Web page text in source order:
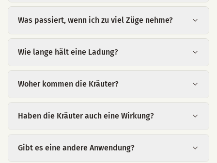
Was passiert, wenn ich zu viel Züge nehme?
Wie lange hält eine Ladung?
Woher kommen die Kräuter?
Haben die Kräuter auch eine Wirkung?
Gibt es eine andere Anwendung?